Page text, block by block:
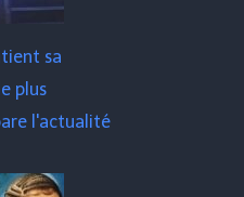
sa
plus
l'actualité